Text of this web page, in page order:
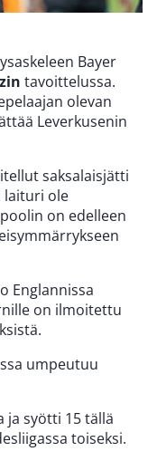
Bayer
tavoittelussa.
olevan
Leverkusenin
saksalaisjätti
laituri ole
on edelleen
Englannissa
on ilmoitettu
umpeutuu
ja syötti 15 tällä
toiseksi.